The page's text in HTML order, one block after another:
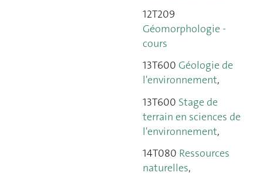
12T209
Géomorphologie -
cours
13T600 Géologie de
l'environnement,
13T600 Stage de
terrain en sciences de
l'environnement,
14T080 Ressources
naturelles,